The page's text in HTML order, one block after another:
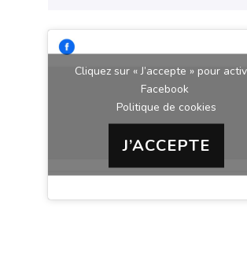
Cliquez sur « J’accepte » pour
Facebook
Politique de cookies
J’ACCEPTE